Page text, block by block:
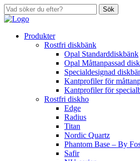
Sök
Produkter
Rostfri diskbänk
Opal Standarddiskbänk
Opal Måttanpassad
Specialdesignad
Kantprofiler för
Kantprofiler för
Rostfri diskho
Edge
Radius
Titan
Nordic Quartz
Phantom Base – By
Safir